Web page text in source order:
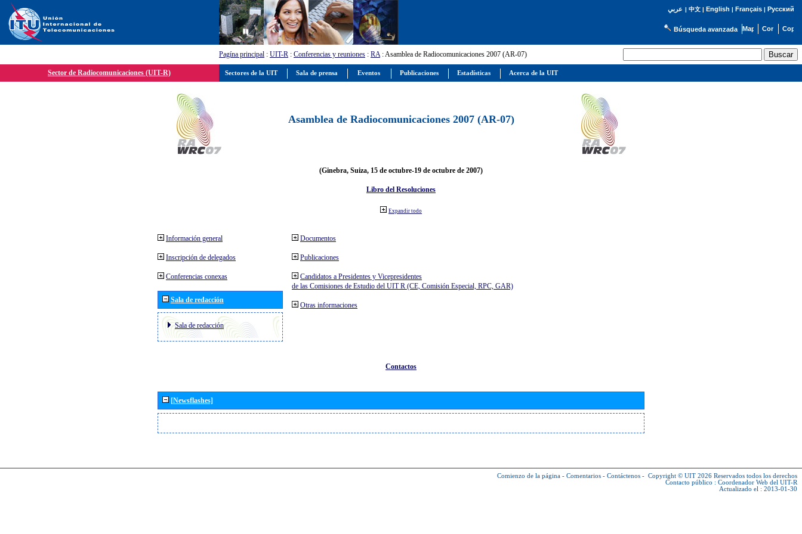
عربي | 中文| English | Français| Русский
Búsqueda avanzada
Pagína principal : UIT-R : Conferencias y reuniones : RA: Asamblea de Radiocomunicaciones 2007 (AR-07)
Sector de Radiocomunicaciones (UIT-R)
Asamblea de Radiocomunicaciones 2007 (AR-07)
(Ginebra, Suiza, 15 de octubre-19 de octubre de 2007)
Libro del Resoluciones
Expandir todo
Información general
Inscripción de delegados
Conferencias conexas
Sala de redacción
Sala de redacción
Documentos
Publicaciones
Candidatos a Presidentes y Vicepresidentes
de las Comisiones de Estudio del UIT R (CE, Comisión Especial, RPC, GAR)
Otras informaciones
Contactos
[Newsflashes]
Comienzo de la página - Comentarios - Contáctenos - Copyright © UIT 2026 Reservados todos los derechos
Contacto público : Coordenador Web del UIT-R
Actualizado el : 2013-01-30
Sectores de la UIT Sala de prensa Eventos Publicaciones Estadísticas Acerca de la UIT